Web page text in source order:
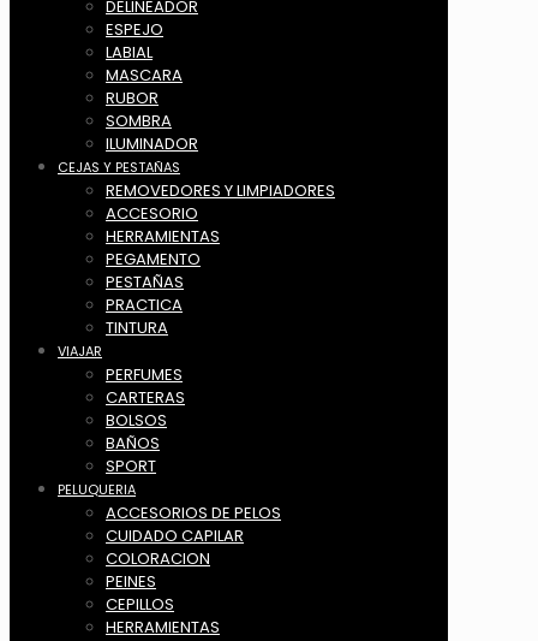
DELINEADOR
ESPEJO
LABIAL
MASCARA
RUBOR
SOMBRA
ILUMINADOR
CEJAS Y PESTAÑAS
REMOVEDORES Y LIMPIADORES
ACCESORIO
HERRAMIENTAS
PEGAMENTO
PESTAÑAS
PRACTICA
TINTURA
VIAJAR
PERFUMES
CARTERAS
BOLSOS
BAÑOS
SPORT
PELUQUERIA
ACCESORIOS DE PELOS
CUIDADO CAPILAR
COLORACION
PEINES
CEPILLOS
HERRAMIENTAS